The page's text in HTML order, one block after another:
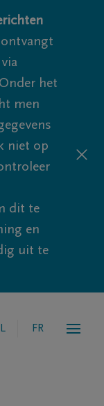
ontvangt
het
men
niet op
dit te
en
uit te
FR